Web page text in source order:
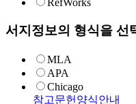
RefWorks
서지정보의 형식을 선
MLA
APA
Chicago
참고문헌양식안내